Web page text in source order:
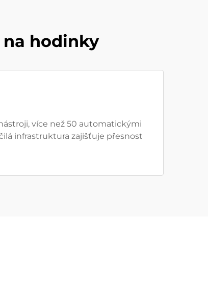
hodinky
více než 50 automatickými
infrastruktura zajišťuje přesnost